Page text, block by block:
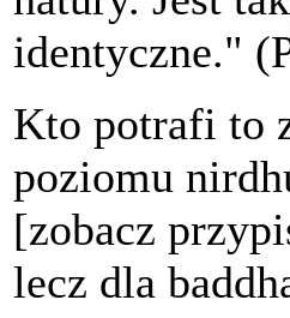
identyczne."
Kto potrafi to
poziomu
[zobacz
lecz dla